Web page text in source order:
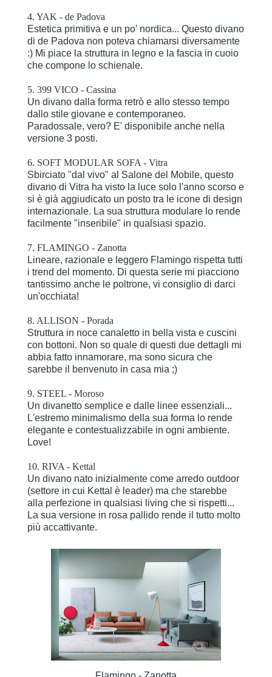
4. YAK - de Padova
Estetica primitiva e un po' nordica... Questo divano
di de Padova non poteva chiamarsi diversamente
:) Mi piace la struttura in legno e la fascia in cuoio
che compone lo schienale.
5. 399 VICO - Cassina
Un divano dalla forma retrò e allo stesso tempo
dallo stile giovane e contemporaneo.
Paradossale, vero? E' disponibile anche nella
versione 3 posti.
6. SOFT MODULAR SOFA - Vitra
Sbirciato "dal vivo" al Salone del Mobile, questo
divano di Vitra ha visto la luce solo l'anno scorso e
si è già aggiudicato un posto tra le icone di design
internazionale. La sua struttura modulare lo rende
facilmente "inseribile" in qualsiasi spazio.
7. FLAMINGO - Zanotta
Lineare, razionale e leggero Flamingo rispetta tutti
i trend del momento. Di questa serie mi piacciono
tantissimo anche le poltrone, vi consiglio di darci
un'occhiata!
8. ALLISON - Porada
Struttura in noce canaletto in bella vista e cuscini
con bottoni. Non so quale di questi due dettagli mi
abbia fatto innamorare, ma sono sicura che
sarebbe il benvenuto in casa mia ;)
9. STEEL - Moroso
Un divanetto semplice e dalle linee essenziali...
L'estremo minimalismo della sua forma lo rende
elegante e contestualizzabile in ogni ambiente.
Love!
10. RIVA - Kettal
Un divano nato inizialmente come arredo outdoor
(settore in cui Kettal è leader) ma che starebbe
alla perfezione in qualsiasi living che si rispetti...
La sua versione in rosa pallido rende il tutto molto
più accattivante.